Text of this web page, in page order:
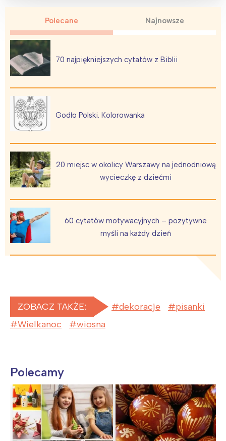
Polecane Najnowsze
70 najpiękniejszych cytatów z Biblii
Godło Polski. Kolorowanka
20 miejsc w okolicy Warszawy na jednodniową
wycieczkę z dziećmi
60 cytatów motywacyjnych – pozytywne
myśli na każdy dzień
ZOBACZ TAKŻE: dekoracje
pisanki
Wielkanoc
wiosna
Polecamy
Łódź
Trójmiasto
Poznań
Wrocław
Kraków
Północ